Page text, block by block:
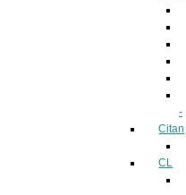
-
Citan
CL